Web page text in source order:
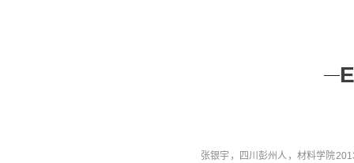
张银宇，四川彭州人，材料学院